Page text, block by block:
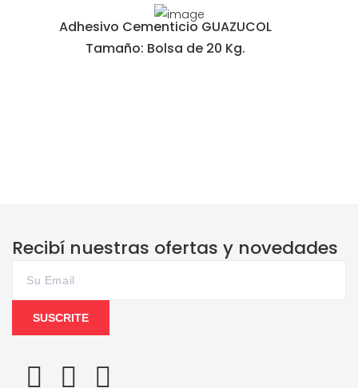
Adhesivo Cementicio GUAZUCOL
Tamaño: Bolsa de 20 Kg.
Recibí nuestras ofertas y novedades
SUSCRITE